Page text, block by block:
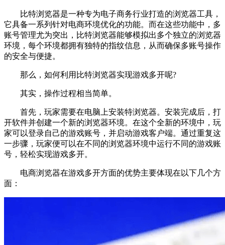
比特浏览器是一种专为电子商务行业打造的浏览器工具，
它具备一系列针对电商环境优化的功能。而在这些功能中，多
账号管理尤为突出，比特浏览器能够模拟出多个独立的浏览器
环境，每个环境都拥有独特的指纹信息，从而确保多账号操作
的安全与便捷。
那么，如何利用比特浏览器实现游戏多开呢?
其实，操作过程相当简单。
首先，玩家需要在电脑上安装特浏览器。安装完成后，打
开软件并创建一个新的浏览器环境。在这个全新的环境中，玩
家可以登录自己的游戏账号，并启动游戏客户端。通过重复这
一步骤，玩家便可以在不同的浏览器环境中运行不同的游戏账
号，轻松实现游戏多开。
电商浏览器在游戏多开方面的优势主要体现在以下几个方
面：